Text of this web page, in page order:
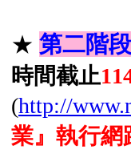
★ 第二階
時間截止
(http://
業』執行網